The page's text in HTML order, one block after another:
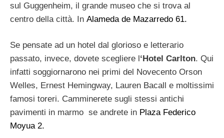
sul Guggenheim, il grande museo che si trova al
centro della città. In Alameda de Mazarredo 61.
Se pensate ad un hotel dal glorioso e letterario
passato, invece, dovete scegliere l ‘Hotel Carlton. Qui
infatti soggiornarono nei primi del Novecento Orson
Welles, Ernest Hemingway, Lauren Bacall e moltissimi
famosi toreri. Camminerete sugli stessi antichi
pavimenti in marmo se andrete in Plaza Federico
Moyua 2.